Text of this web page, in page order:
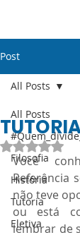
Post
All Posts
Filosofia
História
Tutoria
Eletiva
All Posts
Avaliado
Você
Referência
não teve
ou está
lembrar de